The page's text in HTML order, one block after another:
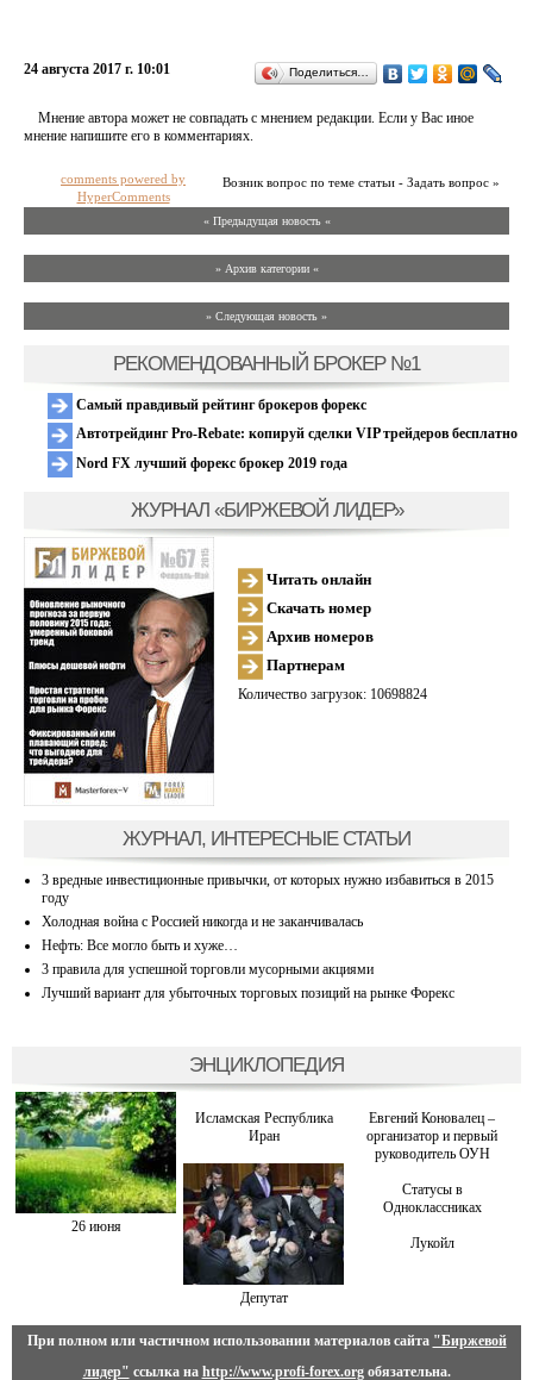
24 августа 2017 г. 10:01 Поделиться…
Мнение автора может не совпадать с мнением редакции. Если у Вас иное
мнение напишите его в комментариях.
Возник вопрос по теме статьи - Задать вопрос »
comments powered by
HyperComments
« Предыдущая новость «
» Архив категории «
» Следующая новость »
РЕКОМЕНДОВАННЫЙ БРОКЕР №1
Самый правдивый рейтинг брокеров форекс
Автотрейдинг Pro-Rebate: копируй сделки VIP трейдеров бесплатно
Nord FX лучший форекс брокер 2019 года
ЖУРНАЛ «БИРЖЕВОЙ ЛИДЕР»
Читать онлайн
Скачать номер
Архив номеров
Партнерам
Количество загрузок: 10698824
ЖУРНАЛ, ИНТЕРЕСНЫЕ СТАТЬИ
3 вредные инвестиционные привычки, от которых нужно избавиться в 2015
году
Холодная война с Россией никогда и не заканчивалась
Нефть: Все могло быть и хуже…
3 правила для успешной торговли мусорными акциями
Лучший вариант для убыточных торговых позиций на рынке Форекс
ЭНЦИКЛОПЕДИЯ
26 июня
Исламская Республика
Иран
Евгений Коновалец –
организатор и первый
руководитель ОУН
Депутат
Статусы в
Одноклассниках
Лукойл
При полном или частичном использовании материалов сайта "Биржевой
лидер" ссылка на http://www.profi-forex.orgобязательна.